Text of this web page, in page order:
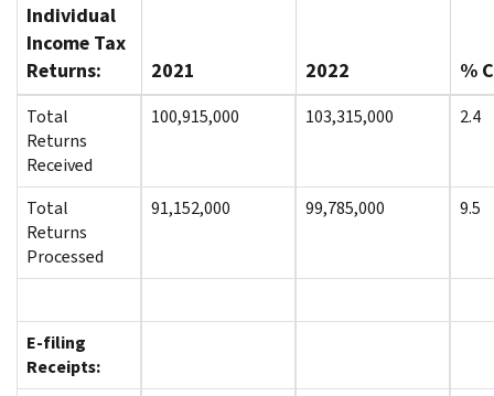
Individual
Income Tax
Returns:
2021 2022 %
Total
Returns
Received
100,915,000 103,315,000 2.4
Total
Returns
Processed
91,152,000 99,785,000 9.5
E-filing
Receipts: